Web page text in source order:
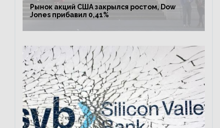
Рынок акций США закрылся ростом, Dow
Jones прибавил 0,41%